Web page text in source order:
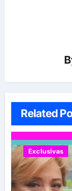
Related
Exclusivas